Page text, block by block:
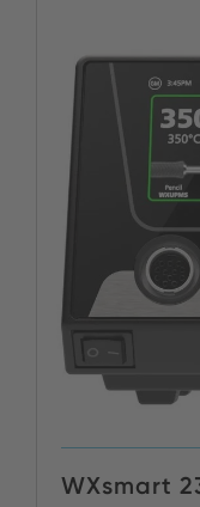
WXsmart